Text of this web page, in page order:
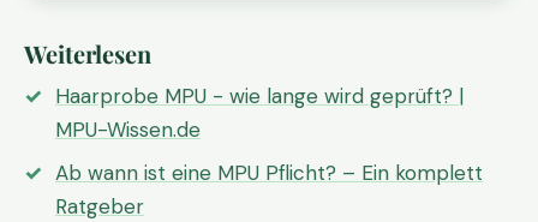
Weiterlesen
Haarprobe MPU - wie lange wird geprüft? |
MPU-Wissen.de
Ab wann ist eine MPU Pflicht? – Ein komplett
Ratgeber